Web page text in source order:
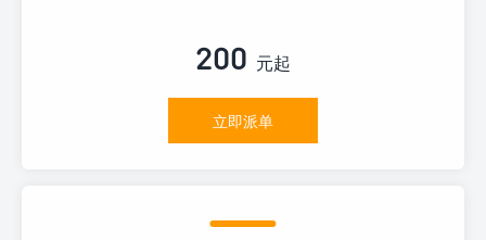
200 元起
立即派单